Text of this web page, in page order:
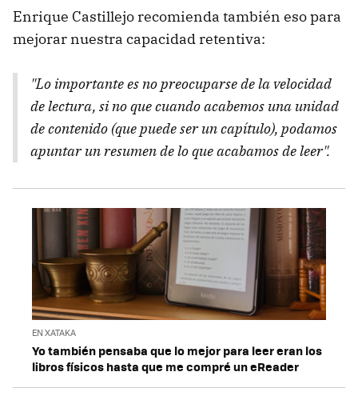
Enrique Castillejo recomienda también eso para
mejorar nuestra capacidad retentiva:
"Lo importante es no preocuparse de la velocidad
de lectura, si no que cuando acabemos una unidad
de contenido (que puede ser un capítulo), podamos
apuntar un resumen de lo que acabamos de leer".
EN XATAKA
Yo también pensaba que lo mejor para leer eran los
libros físicos hasta que me compré un eReader